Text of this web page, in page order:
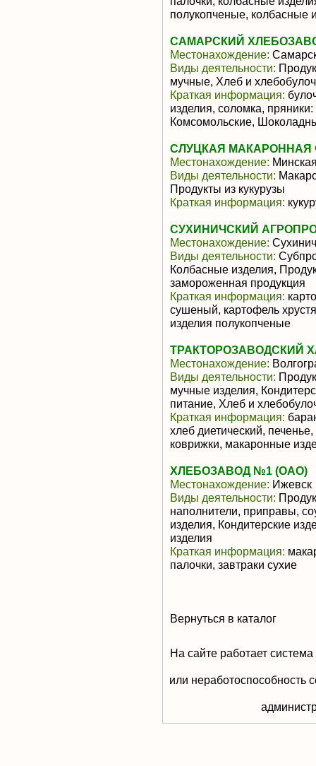
полукопченые, колбасные
САМАРСКИЙ
Местонахождение:
Виды деятельности:
мучные, Хлеб и
Краткая информация:
изделия, соломка,
Комсомольские,
СЛУЦКАЯ МАКАРОННАЯ
Местонахождение:
Виды деятельности:
Продукты из кукурузы
Краткая информация:
СУХИНИЧСКИЙ
Местонахождение:
Виды деятельности:
Колбасные изделия,
замороженная продукция
Краткая информация:
сушеный, картофель
изделия полукопченые
ТРАКТОРОЗАВОДСКИЙ
Местонахождение:
Виды деятельности:
мучные изделия,
питание, Хлеб и
Краткая информация:
хлеб диетический,
коврижки, макаронные
ХЛЕБОЗАВОД №1 (ОАО)
Местонахождение: Ижевск
Виды деятельности:
наполнители, приправы,
изделия, Кондитерские
изделия
Краткая информация:
палочки, завтраки сухие
Вернуться в каталог
На сайте работает
или неработоспособность